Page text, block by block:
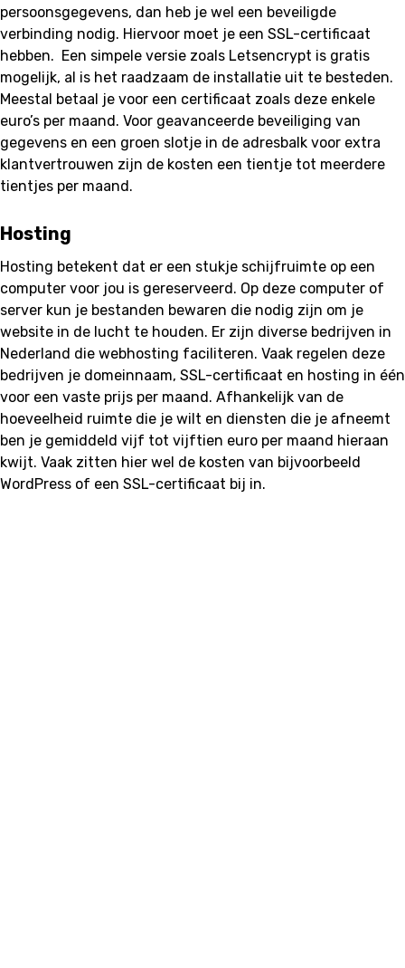
persoonsgegevens, dan heb je wel een beveiligde
verbinding nodig. Hiervoor moet je een SSL-certificaat
hebben. Een simpele versie zoals Letsencrypt is gratis
mogelijk, al is het raadzaam de installatie uit te besteden.
Meestal betaal je voor een certificaat zoals deze enkele
euro’s per maand. Voor geavanceerde beveiliging van
gegevens en een groen slotje in de adresbalk voor extra
klantvertrouwen zijn de kosten een tientje tot meerdere
tientjes per maand.
Hosting
Hosting betekent dat er een stukje schijfruimte op een
computer voor jou is gereserveerd. Op deze computer of
server kun je bestanden bewaren die nodig zijn om je
website in de lucht te houden. Er zijn diverse bedrijven in
Nederland die webhosting faciliteren. Vaak regelen deze
bedrijven je domeinnaam, SSL-certificaat en hosting in één
voor een vaste prijs per maand. Afhankelijk van de
hoeveelheid ruimte die je wilt en diensten die je afneemt
ben je gemiddeld vijf tot vijftien euro per maand hieraan
kwijt. Vaak zitten hier wel de kosten van bijvoorbeeld
WordPress of een SSL-certificaat bij in.